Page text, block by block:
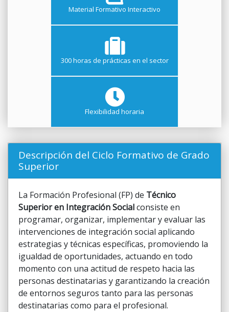
Material Formativo Interactivo
300 horas de prácticas en el sector
Flexibilidad horaria
Descripción del Ciclo Formativo de Grado
Superior
La Formación Profesional (FP) de Técnico
Superior en Integración Socialconsiste en
programar, organizar, implementar y evaluar las
intervenciones de integración social aplicando
estrategias y técnicas específicas, promoviendo la
igualdad de oportunidades, actuando en todo
momento con una actitud de respeto hacia las
personas destinatarias y garantizando la creación
de entornos seguros tanto para las personas
destinatarias como para el profesional.